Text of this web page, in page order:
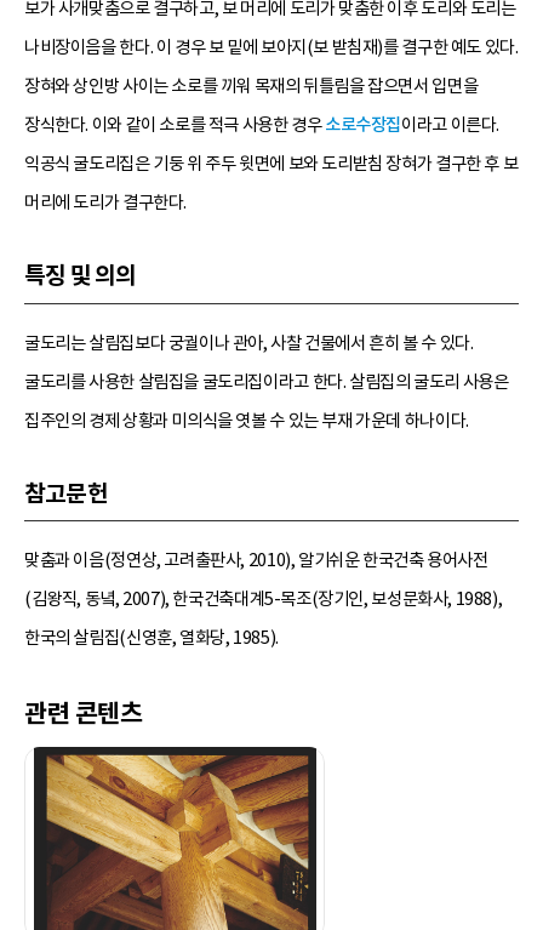
보가 사개맞춤으로 결구하고, 보 머리에 도리가 맞춤한 이후 도리와 도리는
나비장이음을 한다. 이 경우 보 밑에 보아지(보 받침재)를 결구한 예도 있다.
장혀와 상인방 사이는 소로를 끼워 목재의 뒤틀림을 잡으면서 입면을
장식한다. 이와 같이 소로를 적극 사용한 경우소로수장집이라고 이른다.
익공식 굴도리집은 기둥 위 주두 윗면에 보와 도리받침 장혀가 결구한 후 보
머리에 도리가 결구한다.
특징 및 의의
굴도리는 살림집보다 궁궐이나 관아, 사찰 건물에서 흔히 볼 수 있다.
굴도리를 사용한 살림집을 굴도리집이라고 한다. 살림집의 굴도리 사용은
집주인의 경제 상황과 미의식을 엿볼 수 있는 부재 가운데 하나이다.
참고문헌
맞춤과 이음(정연상, 고려출판사, 2010), 알기쉬운 한국건축 용어사전
(김왕직, 동녘, 2007), 한국건축대계5-목조(장기인, 보성문화사, 1988),
한국의 살림집(신영훈, 열화당, 1985).
관련 콘텐츠